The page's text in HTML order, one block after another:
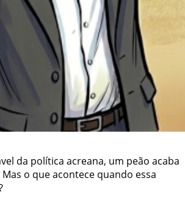
da política acreana, um peão acaba
o que acontece quando essa